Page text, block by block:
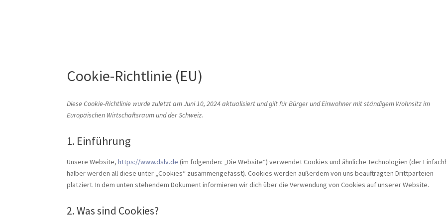
Cookie-Richtlinie (EU)
Diese Cookie-Richtlinie wurde zuletzt am Juni 10, 2024 aktualisiert und gilt für Bürger und Einwohner mit ständigem Wohnsitz im
Europäischen Wirtschaftsraum und der Schweiz.
1. Einführung
Unsere Website,https://www.dslv.de (im folgenden: „Die Website“) verwendet Cookies und ähnliche Technologien (der
halber werden all diese unter „Cookies“ zusammengefasst). Cookies werden außerdem von uns beauftragten Drittparteien
platziert. In dem unten stehendem Dokument informieren wir dich über die Verwendung von Cookies auf unserer Website.
2. Was sind Cookies?